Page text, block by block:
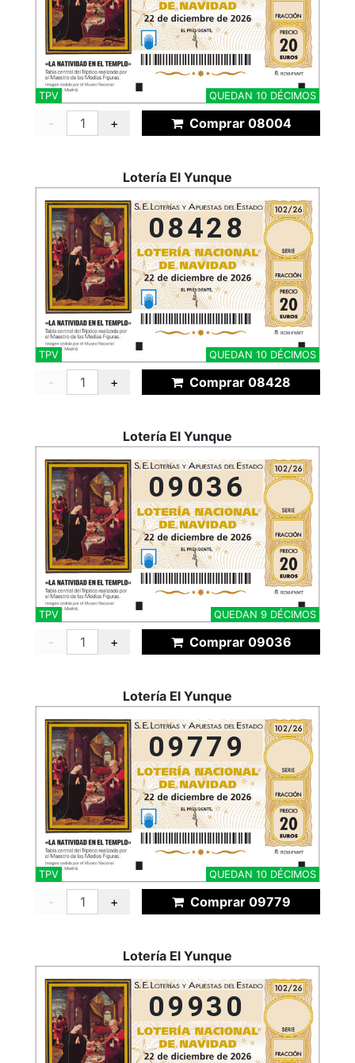
QUEDAN 10 DÉCIMOS
TPV
- + Comprar 08004
Lotería El Yunque
08428
QUEDAN 10 DÉCIMOS
TPV
- + Comprar 08428
Lotería El Yunque
09036
QUEDAN 9 DÉCIMOS
TPV
- + Comprar 09036
Lotería El Yunque
09779
QUEDAN 10 DÉCIMOS
TPV
- + Comprar 09779
Lotería El Yunque
09930